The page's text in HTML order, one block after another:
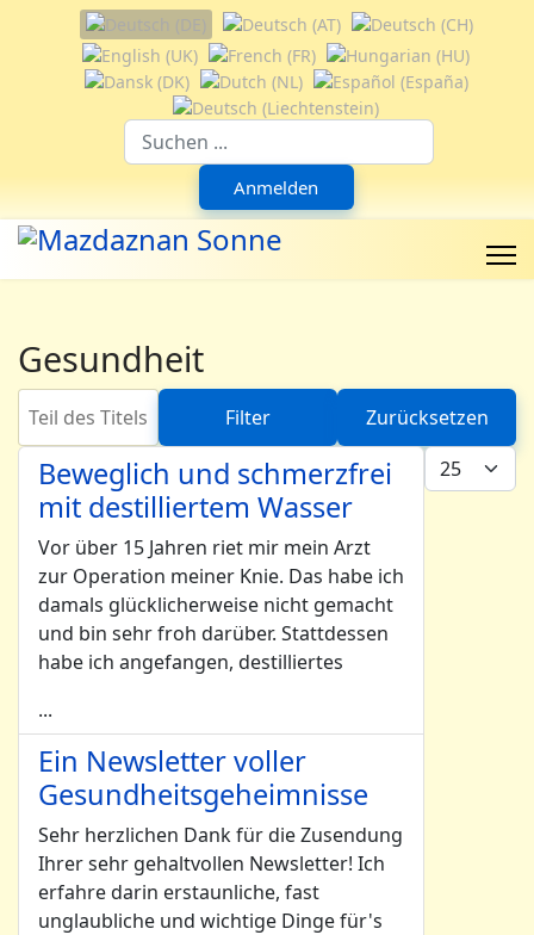
Sprache auswählen
Anmelden
Gesundheit
Teil des Titels eingeben
Filter
Zurücksetzen
Anzeige #
Beweglich und schmerzfrei
mit destilliertem Wasser
Vor über 15 Jahren riet mir mein Arzt
zur Operation meiner Knie. Das habe ich
damals glücklicherweise nicht gemacht
und bin sehr froh darüber. Stattdessen
habe ich angefangen, destilliertes
...
Ein Newsletter voller
Gesundheitsgeheimnisse
Sehr herzlichen Dank für die Zusendung
Ihrer sehr gehaltvollen Newsletter! Ich
erfahre darin erstaunliche, fast
unglaubliche und wichtige Dinge für's